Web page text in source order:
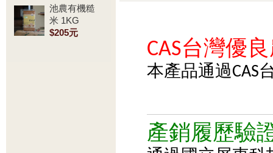
池農有機糙
米 1KG
$205元
CAS台灣優
本產品通過CAS
產銷履歷驗